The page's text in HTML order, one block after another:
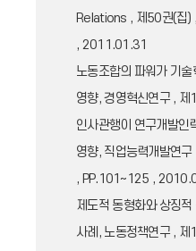
Relations , 제50권(집)
, 2011.01.31
노동조합의 파워가 기
영향, 경영혁신연구 ,
인사관행이 연구개발인
영향, 직업능력개발연
, PP.101~125 ,
제도적 동형화와 상징적
사례, 노동정책연구 ,